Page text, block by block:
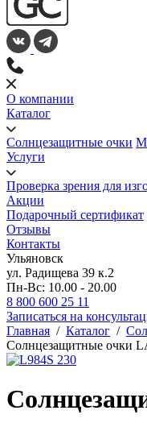
О компании
Каталог
Солнцезащитные очки
Услуги
Проверка зрения для
Акции
Подарочный сертификат
Отзывы
Контакты
Ульяновск
ул. Радищева 39 к.2
Пн-Вс: 10.00 - 20.00
8 800 600 25 11
Записаться на
Главная / Каталог /
Солнцезащитные очки